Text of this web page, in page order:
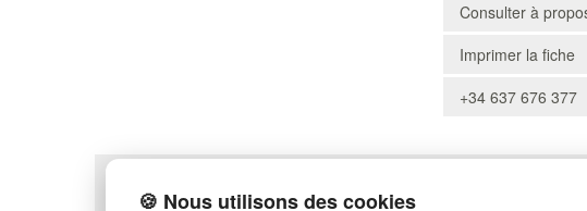
Consulter à
Imprimer la fiche
+34 637 676 377
POLITIQUE DE CONFIDENTIALITÉ
PLAN DU SITE
🍪 Nous utilisons des cookies